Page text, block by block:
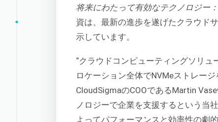
将来にわたって有効なテクノロジー：
資は、最新の進歩を遂げたクラウド
示しています。
“クラウドコンピューティングソリ
ロケーション全体でNVMeストレー
CloudSigmaのCOOであるMartin
ノロジーで企業を支援するという当
よってパフォーマンスと効率性の劇